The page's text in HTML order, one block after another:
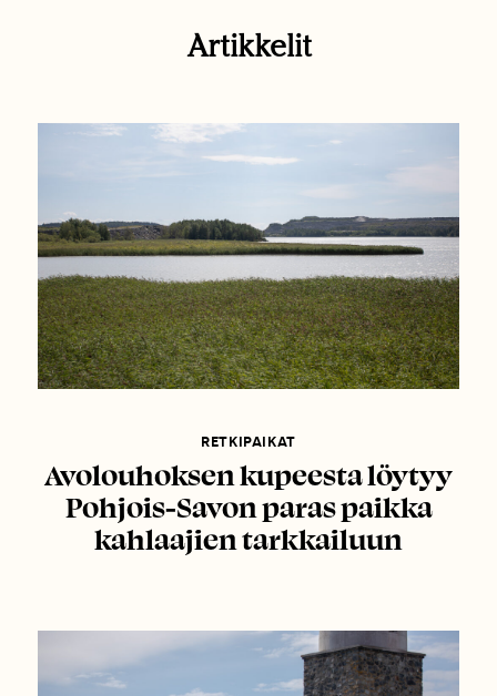
Artikkelit
RETKIPAIKAT
Avolouhoksen kupeesta löytyy
Pohjois-Savon paras paikka
kahlaajien tarkkailuun